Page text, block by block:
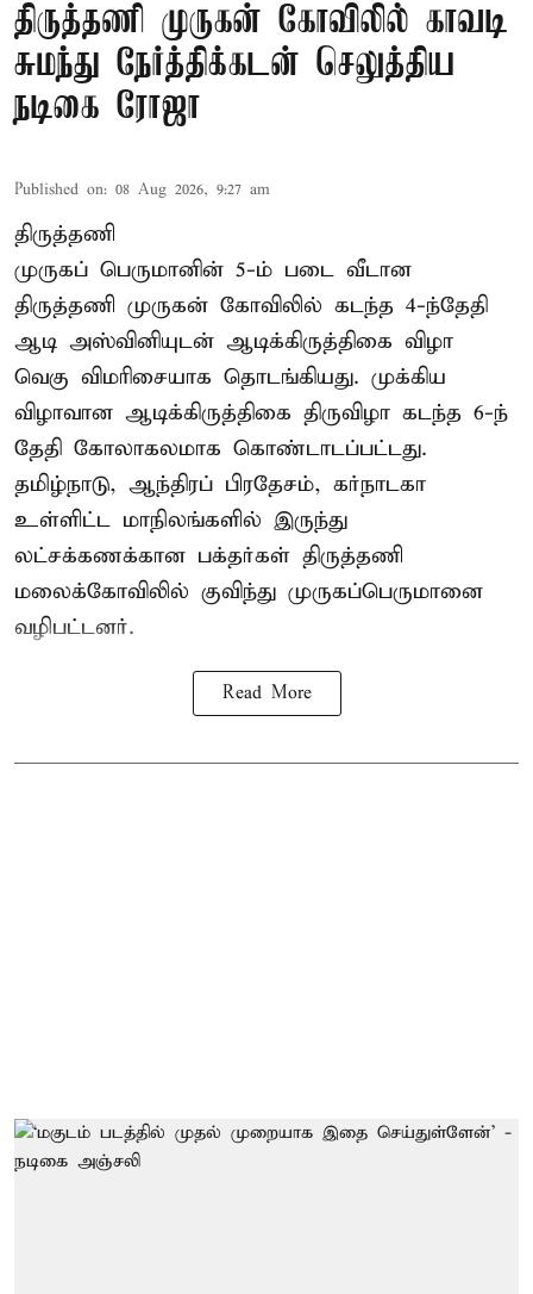
திருத்தணி முருகன் கோவிலில் காவடி
சுமந்து நேர்த்திக்கடன் செலுத்திய
நடிகை ரோஜா
Published on: 08 Aug 2026, 9:27 am
திருத்தணி
முருகப் பெருமானின் 5-ம் படை வீடான
திருத்தணி முருகன் கோவிலில் கடந்த 4-ந்தேதி
ஆடி அஸ்வினியுடன் ஆடிக்கிருத்திகை விழா
வெகு விமரிசையாக தொடங்கியது. முக்கிய
விழாவான ஆடிக்கிருத்திகை திருவிழா கடந்த 6-ந்
தேதி கோலாகலமாக கொண்டாடப்பட்டது.
தமிழ்நாடு, ஆந்திரப் பிரதேசம், கர்நாடகா
உள்ளிட்ட மாநிலங்களில் இருந்து
லட்சக்கணக்கான பக்தர்கள் திருத்தணி
மலைக்கோவிலில் குவிந்து முருகப்பெருமானை
வழிபட்டனர்.
Read More